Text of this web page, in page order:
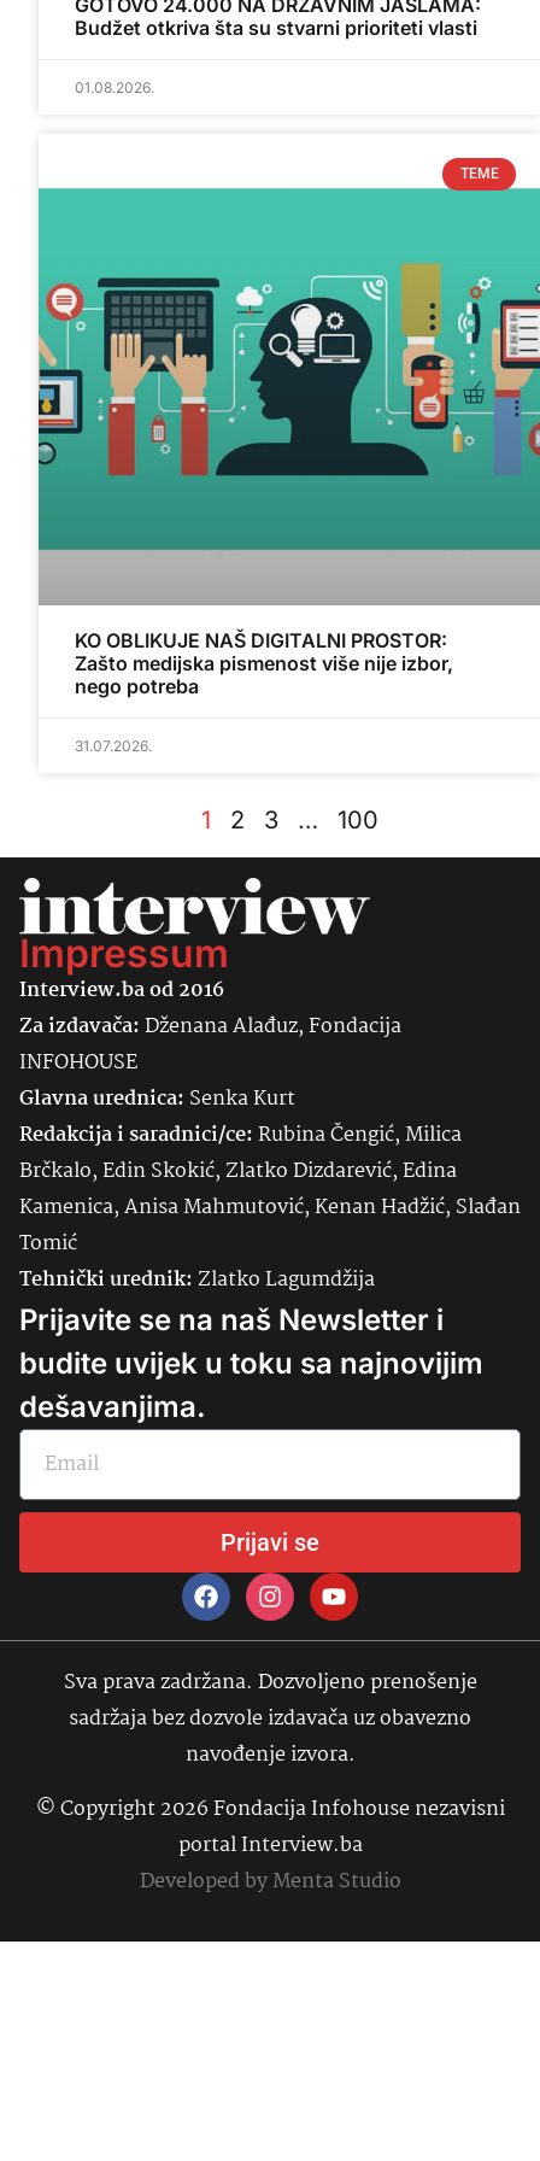
GOTOVO 24.000 NA DRŽAVNIM JASLAMA:
Budžet otkriva šta su stvarni prioriteti vlasti
01.08.2026.
TEME
KO OBLIKUJE NAŠ DIGITALNI PROSTOR:
Zašto medijska pismenost više nije izbor,
nego potreba
31.07.2026.
1 2 3 … 100
Impressum
Interview.ba od 2016
Za izdavača:Dženana Alađuz, Fondacija
INFOHOUSE
Glavna urednica: SenkaKurt
Redakcija i saradnici/ce:Rubina Čengić, Milica
Brčkalo, Edin Skokić, Zlatko Dizdarević, Edina
Kamenica, Anisa Mahmutović, Kenan Hadžić, Slađan
Tomić
Tehnički urednik:Zlatko Lagumdžija
Prijavite se na naš Newsletter i
budite uvijek u toku sa najnovijim
dešavanjima.
Prijavi se
Sva prava zadržana. Dozvoljeno prenošenje
sadržaja bez dozvole izdavača uz obavezno
navođenje izvora.
© Copyright 2026 Fondacija Infohouse nezavisni
portal Interview.ba
Developed byMenta Studio